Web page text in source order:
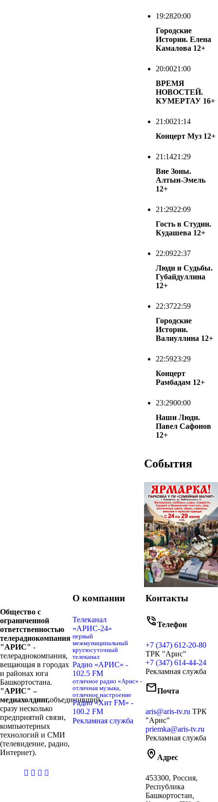
19:2820:00
Городские
Истории. Елена
Камалова 12+
20:0021:00
ВРЕМЯ
НОВОСТЕЙ.
КУМЕРТАУ 16+
21:0021:14
Концерт Муз 12+
21:1421:29
Вне Зоны.
Алтын-Эмель
12+
21:2922:09
Гость в Студии.
Кудашева 12+
22:0922:37
Люди и Судьбы.
Губайдуллина
12+
22:3722:59
Городские
Истории.
Валиуллина 12+
22:5923:29
Концерт
Рамбадам 12+
23:2900:00
Наши Люди.
Павел Сафонов
12+
События
Общество с
ограниченной
ответственностью
телерадиокомпания
"АРИС" -
телерадиокомпания,
вещающая в городах
и районах юга
Башкортостана.
"АРИС" –
медиахолдинг,объединивший
сразу несколько
предприятий связи,
компьютерных
технологий и СМИ
(телевидение, радио,
Интернет).
casibom
О компании
Телеканал
«АРИС-24»
первый
межмуниципальный
круглосуточный
телеканал
Радио «АРИС» -
102.5 FM
отличное радио «Арис» -
отличная музыка,
отличное настроение
Радио «Хит FM» -
100.2 FM
Рекламная служба
Контакты
phone_in_talkТелефон
+7 (347) 612-20-80
ТРК "Арис"
+7 (347) 614-44-24
Рекламная служба
mailПочта
aris@aris-tv.ru ТРК
"Арис"
priemka@aris-tv.ru
Рекламная служба
home_pin Адрес
453300, Россия,
Республика
Башкортостан,